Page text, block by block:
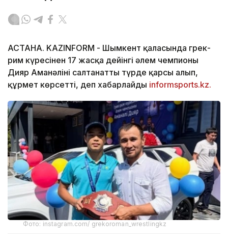
АСТАНА. KAZINFORM - Шымкент қаласында грек-
рим күресінен 17 жасқа дейінгі әлем чемпионы
Дияр Аманәліні салтанатты түрде қарсы алып,
құрмет көрсетті, деп хабарлайды informsports.kz.
Фото: instagram.com/ grekoroman_wrestlingkz